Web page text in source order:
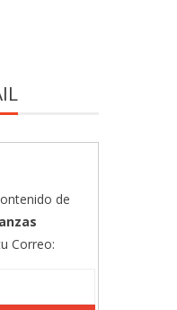
de
Correo: